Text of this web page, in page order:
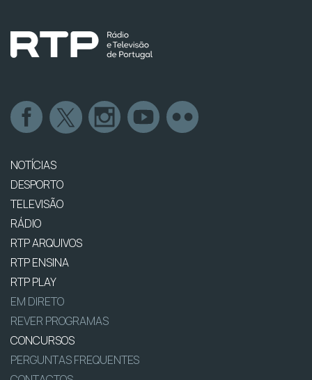
NOTÍCIAS
DESPORTO
TELEVISÃO
RÁDIO
RTP ARQUIVOS
RTP ENSINA
RTP PLAY
EM DIRETO
REVER PROGRAMAS
CONCURSOS
PERGUNTAS FREQUENTES